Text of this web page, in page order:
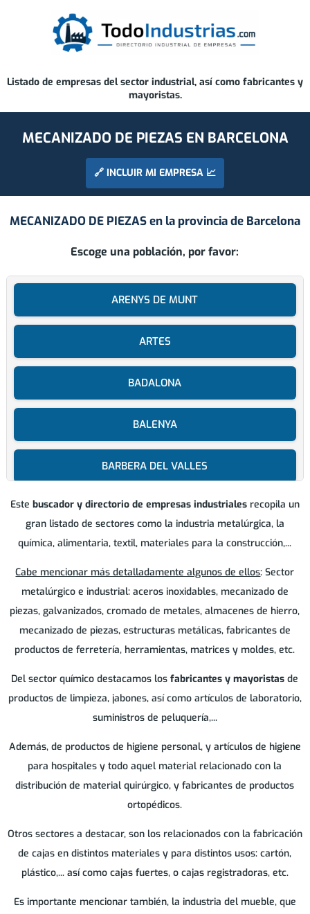
Listado de empresas del sector industrial, así como fabricantes y
mayoristas.
MECANIZADO DE PIEZAS EN BARCELONA
🔗 INCLUIR MI EMPRESA 📈
MECANIZADO DE PIEZAS en la provincia de Barcelona
Escoge una población, por favor:
ARENYS DE MUNT
ARTES
BADALONA
BALENYA
BARBERA DEL VALLES
BARCELONA
BIGUES I RIELLS
CALDES DE MONTBUI
CALLUS
CARDEDEU
CASSERRES
CASTELLAR DEL VALLES
CASTELLBISBAL
CASTELLOLI
CERDANYOLA DEL VALLES
Este buscador y directorio de empresas industrialesrecopila un
gran listado de sectores como la industria metalúrgica, la
química, alimentaria, textil, materiales para la construcción,...
Cabe mencionar más detalladamente algunos de ellos: Sector
metalúrgico e industrial: aceros inoxidables, mecanizado de
piezas, galvanizados, cromado de metales, almacenes de hierro,
mecanizado de piezas, estructuras metálicas, fabricantes de
productos de ferretería, herramientas, matrices y moldes, etc.
Del sector químico destacamos losfabricantes y mayoristas de
productos de limpieza, jabones, así como artículos de laboratorio,
suministros de peluquería,...
Además, de productos de higiene personal, y artículos de higiene
para hospitales y todo aquel material relacionado con la
distribución de material quirúrgico, y fabricantes de productos
ortopédicos.
Otros sectores a destacar, son los relacionados con la fabricación
de cajas en distintos materiales y para distintos usos: cartón,
plástico,... así como cajas fuertes, o cajas registradoras, etc.
Es importante mencionar también, la industria del mueble, que